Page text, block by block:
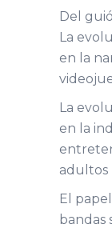
Del
La
en la
La
en la
adultos
El
bandas